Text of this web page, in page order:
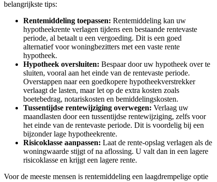
belangrijkste tips:
Rentemiddeling toepassen: Rentemiddeling kan uw
hypotheekrente verlagen tijdens een bestaande rentevaste
periode, al betaalt u een vergoeding. Dit is een goed
alternatief voor woningbezitters met een vaste rente
hypotheek.
Hypotheek oversluiten: Bespaar door uw hypotheek over te
sluiten, vooral aan het einde van de rentevaste periode.
Overstappen naar een goedkopere hypotheekverstrekker
verlaagt de lasten, maar let op de extra kosten zoals
boetebedrag, notariskosten en bemiddelingskosten.
Tussentijdse rentewijziging overwegen: Verlaag uw
maandlasten door een tussentijdse rentewijziging, zelfs voor
het einde van de rentevaste periode. Dit is voordelig bij een
bijzonder lage hypotheekrente.
Risicoklasse aanpassen: Laat de rente-opslag verlagen als de
woningwaarde stijgt of na aflossing. U valt dan in een lagere
risicoklasse en krijgt een lagere rente.
Voor de meeste mensen is rentemiddeling een laagdrempelige optie